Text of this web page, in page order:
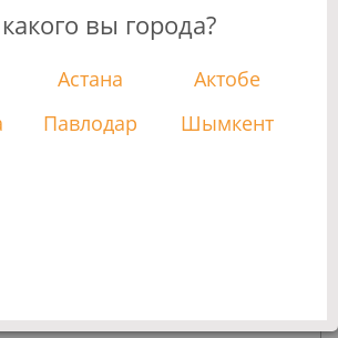
доставка по Казахстану
вы города?
Астана
Актобе
Павлодар Шымкент